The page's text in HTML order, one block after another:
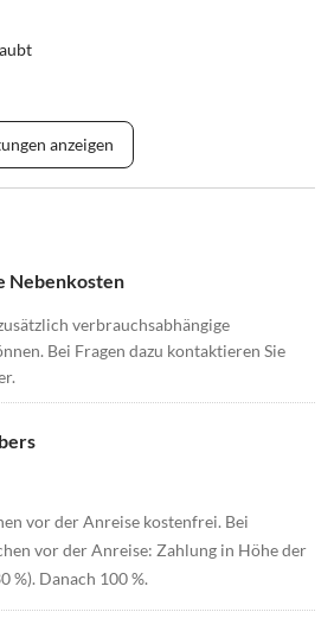
anzeigen
Nebenkosten
verbrauchsabhängige
Bei Fragen dazu kontaktieren Sie
vor der Anreise kostenfrei. Bei
vor der Anreise: Zahlung in Höhe der
%). Danach 100 %.